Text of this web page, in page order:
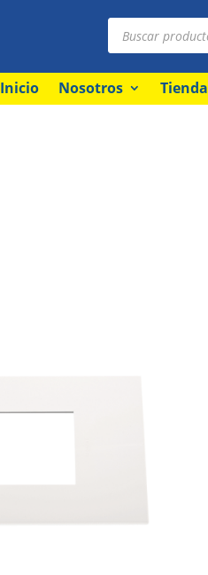
Búsqueda
productos
Inicio Nosotros Tienda